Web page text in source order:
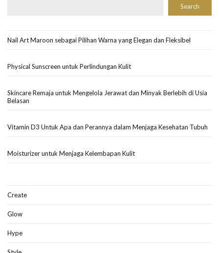
Search
Nail Art Maroon sebagai Pilihan Warna yang Elegan dan Fleksibel
Physical Sunscreen untuk Perlindungan Kulit
Skincare Remaja untuk Mengelola Jerawat dan Minyak Berlebih di Usia
Belasan
Vitamin D3 Untuk Apa dan Perannya dalam Menjaga Kesehatan Tubuh
Moisturizer untuk Menjaga Kelembapan Kulit
Create
Glow
Hype